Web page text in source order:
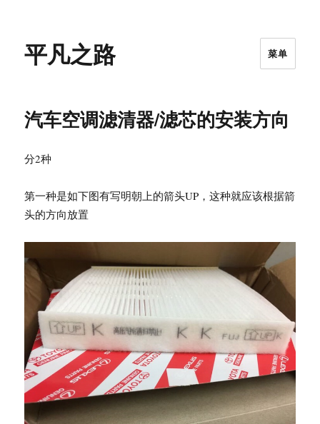
平凡之路 菜单
汽车空调滤清器/滤芯的安装方向
分2种
第一种是如下图有写明朝上的箭头UP，这种就应该根据箭
头的方向放置